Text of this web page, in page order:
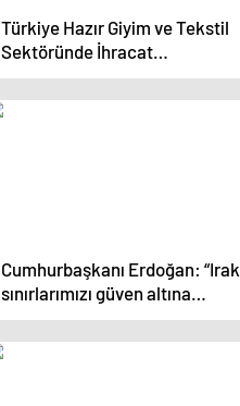
Türkiye Hazır Giyim ve Tekstil
Sektöründe İhracat
Hedeflerini Açıkladı
Cumhurbaşkanı Erdoğan: “Irak
sınırlarımızı güven altına
alacak çemberi tamamlamak
üzereyiz”